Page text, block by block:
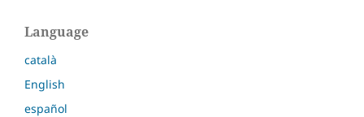
Language
català
English
español